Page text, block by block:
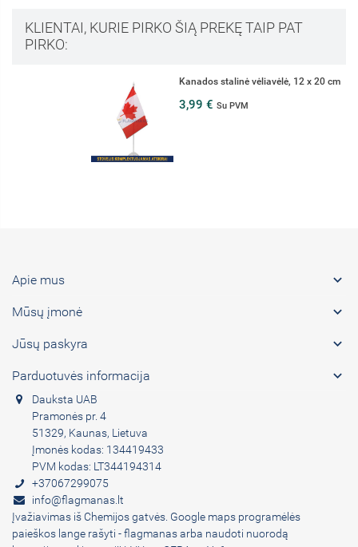
KLIENTAI, KURIE PIRKO ŠIĄ PREKĘ TAIP PAT
PIRKO:
Kanados stalinė vėliavėlė, 12 x 20 cm
3,99 €Su PVM
Apie mus 
Mūsų įmonė 
Jūsų paskyra 
Parduotuvės informacija 
Dauksta UAB
Pramonės pr. 4
51329, Kaunas, Lietuva
Įmonės kodas: 134419433
PVM kodas: LT344194314
+37067299075
info@flagmanas.lt
Įvažiavimas iš Chemijos gatvės. Google maps programėlės
paieškos lange rašyti - flagmanas arba naudoti nuorodą